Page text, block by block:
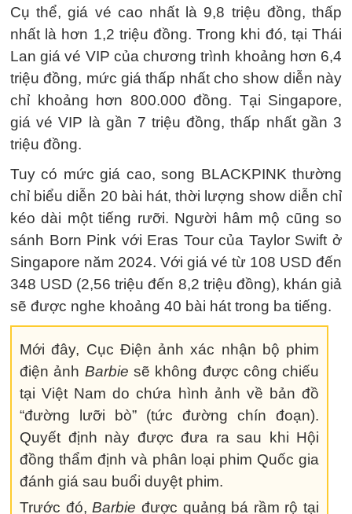
Cụ thể, giá vé cao nhất là 9,8 triệu đồng, thấp
nhất là hơn 1,2 triệu đồng. Trong khi đó, tại Thái
Lan giá vé VIP của chương trình khoảng hơn 6,4
triệu đồng, mức giá thấp nhất cho show diễn này
chỉ khoảng hơn 800.000 đồng. Tại Singapore,
giá vé VIP là gần 7 triệu đồng, thấp nhất gần 3
triệu đồng.
Tuy có mức giá cao, song BLACKPINK thường
chỉ biểu diễn 20 bài hát, thời lượng show diễn chỉ
kéo dài một tiếng rưỡi. Người hâm mộ cũng so
sánh Born Pink với Eras Tour của Taylor Swift ở
Singapore năm 2024. Với giá vé từ 108 USD đến
348 USD (2,56 triệu đến 8,2 triệu đồng), khán giả
sẽ được nghe khoảng 40 bài hát trong ba tiếng.
Mới đây, Cục Điện ảnh xác nhận bộ phim
điện ảnh Barbie sẽ không được công chiếu
tại Việt Nam do chứa hình ảnh về bản đồ
“đường lưỡi bò” (tức đường chín đoạn).
Quyết định này được đưa ra sau khi Hội
đồng thẩm định và phân loại phim Quốc gia
đánh giá sau buổi duyệt phim.
Trước đó,Barbie được quảng bá rầm rộ tại